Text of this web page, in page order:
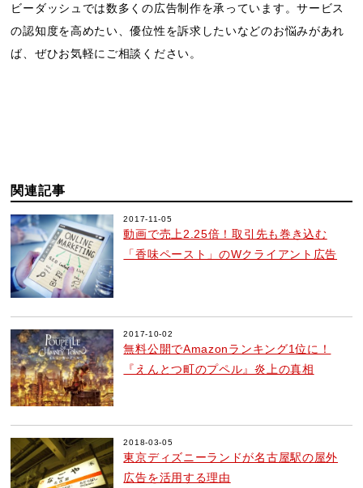
ビーダッシュでは数多くの広告制作を承っています。サービス
の認知度を高めたい、優位性を訴求したいなどのお悩みがあれ
ば、ぜひお気軽にご相談ください。
関連記事
2017-11-05
動画で売上2.25倍！取引先も巻き込む
「香味ペースト」のWクライアント広告
2017-10-02
無料公開でAmazonランキング1位に！
『えんとつ町のプペル』炎上の真相
2018-03-05
東京ディズニーランドが名古屋駅の屋外
広告を活用する理由